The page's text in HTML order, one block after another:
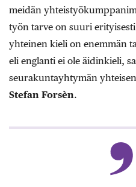
meidän
työn tarve on suuri
yhteinen kieli on enemmän
eli englanti ei ole äidinkieli,
seurakuntayhtymän
Stefan Forsèn.